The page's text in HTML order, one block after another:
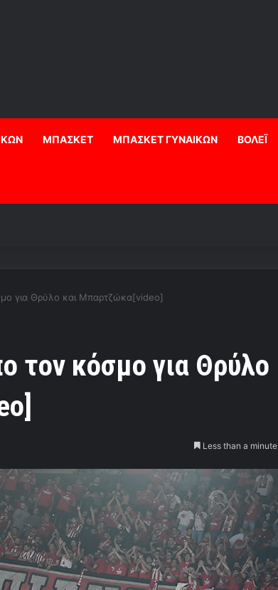
ΜΠΑΣΚΕΤ ΜΠΑΣΚΕΤ ΓΥΝΑΙΚΩΝ ΒΟΛΕΪ
για Θρύλο και Μπαρτζώκα[video]
τον κόσμο για Θρύλο
Less than a minute